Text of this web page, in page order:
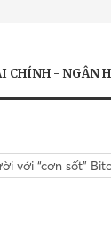
CHÍNH - NGÂN
với “cơn sốt”